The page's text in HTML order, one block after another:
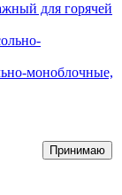
для горячей
моноблочные,
Принимаю